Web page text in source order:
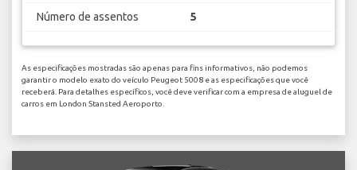
Número de assentos 5
As especificações mostradas são apenas para fins informativos, não podemos
garantir o modelo exato do veículo Peugeot 5008 e as especificações que você
receberá. Para detalhes específicos, você deve verificar com a empresa de aluguel de
carros em London Stansted Aeroporto.